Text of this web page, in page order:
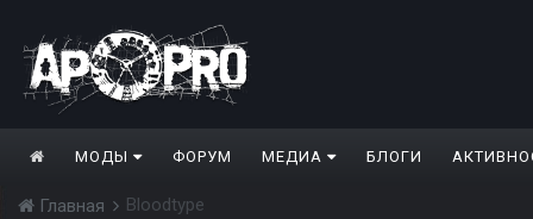
МОДЫ ФОРУМ МЕДИА БЛОГИ
Главная Bloodtype